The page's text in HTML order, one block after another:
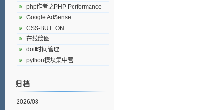
php作者之PHP Performance
Google AdSense
CSS-BUTTON
在线绘图
doit时间管理
python模块集中营
归档
2026/08